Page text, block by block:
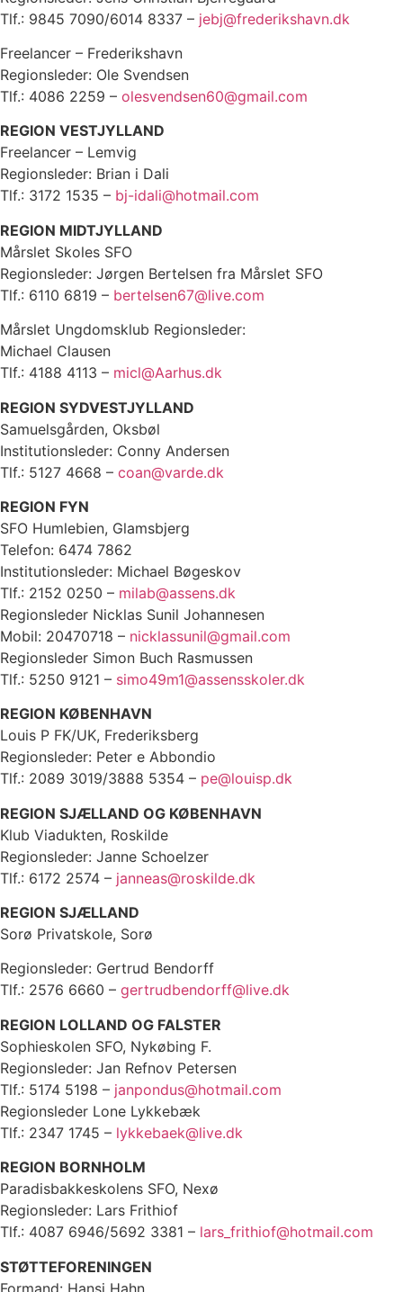
Tlf.: 9845 7090/6014 8337 – jebj@frederikshavn.dk
Freelancer – Frederikshavn
Regionsleder: Ole Svendsen
Tlf.: 4086 2259 – olesvendsen60@gmail.com
REGION VESTJYLLAND
Freelancer – Lemvig
Regionsleder: Brian i Dali
Tlf.: 3172 1535 – bj-idali@hotmail.com
REGION MIDTJYLLAND
Mårslet Skoles SFO
Regionsleder: Jørgen Bertelsen fra Mårslet SFO
Tlf.: 6110 6819 – bertelsen67@live.com
Mårslet Ungdomsklub Regionsleder:
Michael Clausen
Tlf.: 4188 4113 – micl@Aarhus.dk
REGION SYDVESTJYLLAND
Samuelsgården, Oksbøl
Institutionsleder: Conny Andersen
Tlf.: 5127 4668 – coan@varde.dk
REGION FYN
SFO Humlebien, Glamsbjerg
Telefon: 6474 7862
Institutionsleder: Michael Bøgeskov
Tlf.: 2152 0250 – milab@assens.dk
Regionsleder Nicklas Sunil Johannesen
Mobil: 20470718 – nicklassunil@gmail.com
Regionsleder Simon Buch Rasmussen
Tlf.: 5250 9121 – simo49m1@assensskoler.dk
REGION KØBENHAVN
Louis P FK/UK, Frederiksberg
Regionsleder: Peter e Abbondio
Tlf.: 2089 3019/3888 5354 – pe@louisp.dk
REGION SJÆLLAND OG KØBENHAVN
Klub Viadukten, Roskilde
Regionsleder: Janne Schoelzer
Tlf.: 6172 2574 – janneas@roskilde.dk
REGION SJÆLLAND
Sorø Privatskole, Sorø
Regionsleder: Gertrud Bendorff
Tlf.: 2576 6660 – gertrudbendorff@live.dk
REGION LOLLAND OG FALSTER
Sophieskolen SFO, Nykøbing F.
Regionsleder: Jan Refnov Petersen
Tlf.: 5174 5198 – janpondus@hotmail.com
Regionsleder Lone Lykkebæk
Tlf.: 2347 1745 – lykkebaek@live.dk
REGION BORNHOLM
Paradisbakkeskolens SFO, Nexø
Regionsleder: Lars Frithiof
Tlf.: 4087 6946/5692 3381 – lars_frithiof@hotmail.com
STØTTEFORENINGEN
Formand: Hansi Hahn